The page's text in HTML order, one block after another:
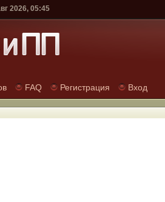
2026, 05:45
FAQ Регистрация Вход